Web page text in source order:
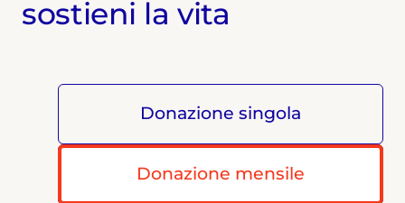
sostieni la vita
Donazione singola
Donazione mensile